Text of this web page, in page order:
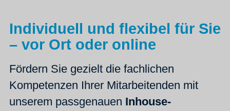
Individuell und flexibel für Sie
– vor Ort oder online
Fördern Sie gezielt die fachlichen
Kompetenzen Ihrer Mitarbeitenden mit
unserem passgenauen Inhouse-